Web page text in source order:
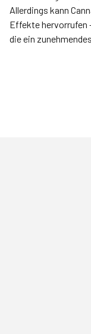
Allerdings kann
Effekte hervorrufen
die ein